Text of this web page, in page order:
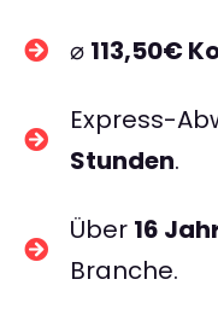
⌀ 113,50€
Express-
Stunden.
Über 16
Branche.